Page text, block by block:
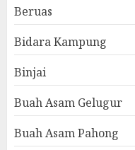
Beruas
Bidara Kampung
Binjai
Buah Asam Gelugur
Buah Asam Pahong